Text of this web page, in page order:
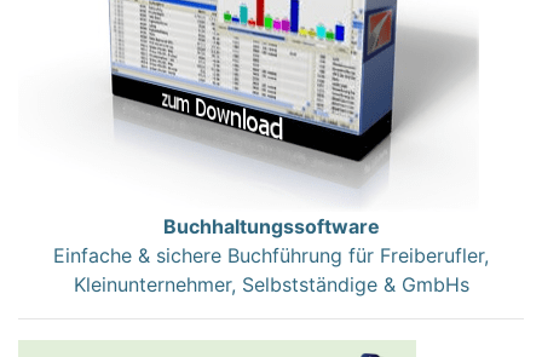
Buchhaltungssoftware
Einfache & sichere Buchführung für Freiberufler,
Kleinunternehmer, Selbstständige & GmbHs